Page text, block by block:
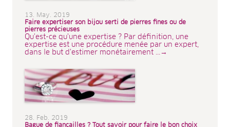
13. May. 2019
Faire expertiser son bijou serti de pierres fines ou de
pierres précieuses
Qu'est-ce qu'une expertise ? Par définition, une
expertise est une procédure menée par un expert,
dans le but d'estimer monétairement ...→
28. Feb. 2019
Bague de fiançailles ? Tout savoir pour faire le bon choix